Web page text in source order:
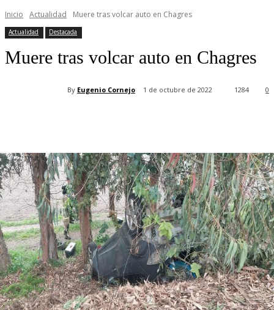
Inicio Actualidad Muere tras volcar auto en Chagres
Actualidad Destacada
Muere tras volcar auto en Chagres
By Eugenio Cornejo 1 de octubre de 2022 0
1284